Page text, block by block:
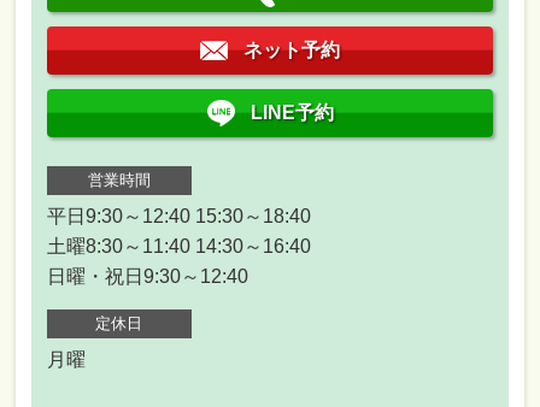
ネット予約
LINE予約
営業時間
平日9:30～12:40 15:30～18:40
土曜8:30～11:40 14:30～16:40
日曜・祝日9:30～12:40
定休日
月曜